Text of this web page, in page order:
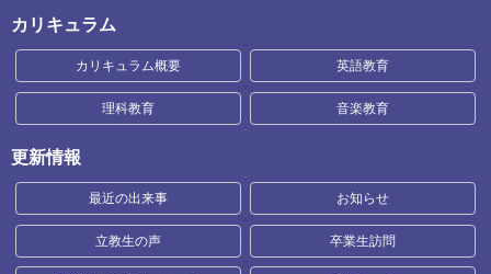
カリキュラム
カリキュラム概要 英語教育
理科教育 音楽教育
更新情報
最近の出来事 お知らせ
立教生の声 卒業生訪問